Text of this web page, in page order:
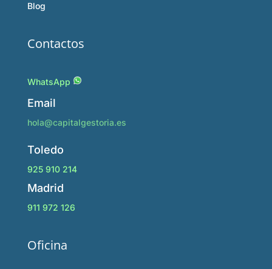
Blog
Contactos
WhatsApp
Email
hola@capitalgestoria.es
Toledo
925 910 214
Madrid
911 972 126
Oficina